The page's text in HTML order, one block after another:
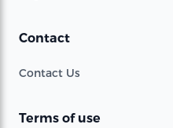
Contact
Contact Us
Terms of use